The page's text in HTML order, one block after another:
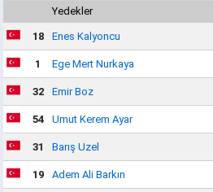
Yedekler
18 Enes Kalyoncu
1 Ege Mert Nurkaya
32 Emir Boz
54 Umut Kerem Ayar
31 Barış Uzel
19 Adem Ali Barkın